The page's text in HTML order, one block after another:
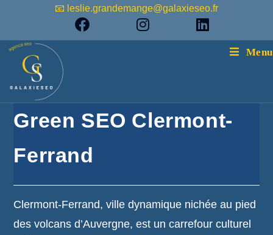
📧 leslie.grandemange@galaxieseo.fr
Menu
Green SEO Clermont-
Ferrand
Clermont-Ferrand, ville dynamique nichée au pied
des volcans d’Auvergne, est un carrefour culturel